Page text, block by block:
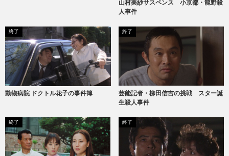
山村美紗サスペンス 小京都・龍野殺
人事件
終了
動物病院 ドクトル花子の事件簿
終了
芸能記者・柳田信吉の挑戦 スター誕
生殺人事件
終了 終了